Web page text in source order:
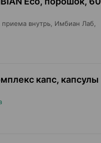
внутрь, Имбиан Лаб
капс, капсулы